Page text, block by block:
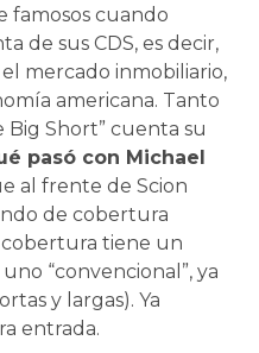
famosos cuando
de sus CDS, es decir,
mercado inmobiliario,
americana. Tanto
Big Short” cuenta su
pasó con Michael
al frente de Scion
de cobertura
tiene un
“convencional”, ya
y largas). Ya
entrada.